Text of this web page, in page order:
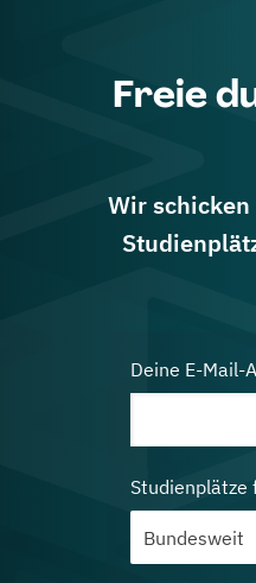
Freie
Wir
Deine E-Mail-
Studienplätze